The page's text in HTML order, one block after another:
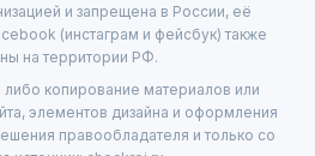
и запрещена в России, её
(инстаграм и фейсбук) также
на территории РФ.
копирование материалов или
элементов дизайна и оформления
правообладателя и только со